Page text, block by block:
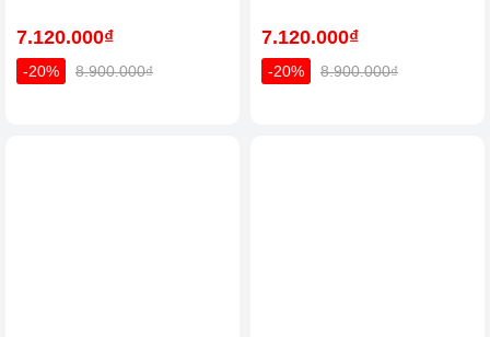
7.120.000₫
-20% 8.900.000₫
7.120.000₫
-20% 8.900.000₫